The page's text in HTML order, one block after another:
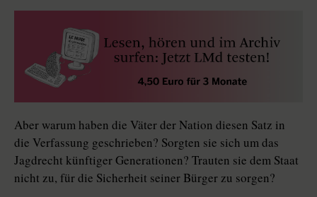
Aber warum haben die Väter der Nation diesen Satz in
die Verfassung geschrieben? Sorgten sie sich um das
Jagdrecht künftiger Generationen? Trauten sie dem Staat
nicht zu, für die Sicherheit seiner Bürger zu sorgen?